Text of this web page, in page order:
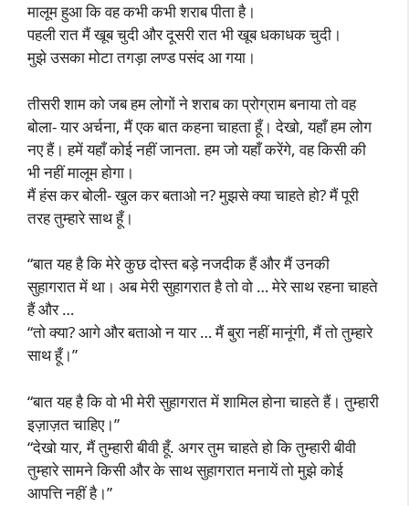
मालूम हुआ कि वह कभी कभी शराब पीता है।
पहली रात मैं खूब चुदी और दूसरी रात भी खूब धकाधक चुदी।
मुझे उसका मोटा तगड़ा लण्ड पसंद आ गया।
तीसरी शाम को जब हम लोगों ने शराब का प्रोग्राम बनाया तो वह
बोला- यार अर्चना, मैं एक बात कहना चाहता हूँ। देखो, यहाँ हम लोग
नए हैं। हमें यहाँ कोई नहीं जानता. हम जो यहाँ करेंगे, वह किसी की
भी नहीं मालूम होगा।
मैं हंस कर बोली- खुल कर बताओ न? मुझसे क्या चाहते हो? मैं पूरी
तरह तुम्हारे साथ हूँ।
“बात यह है कि मेरे कुछ दोस्त बड़े नजदीक हैं और मैं उनकी
सुहागरात में था। अब मेरी सुहागरात है तो वो … मेरे साथ रहना चाहते
हैं और …
“तो क्या? आगे और बताओ न यार … मैं बुरा नहीं मानूंगी, मैं तो तुम्हारे
साथ हूँ।”
“बात यह है कि वो भी मेरी सुहागरात में शामिल होना चाहते हैं। तुम्हारी
इज़ाज़त चाहिए।”
“देखो यार, मैं तुम्हारी बीवी हूँ. अगर तुम चाहते हो कि तुम्हारी बीवी
तुम्हारे सामने किसी और के साथ सुहागरात मनायें तो मुझे कोई
आपत्ति नहीं है।”